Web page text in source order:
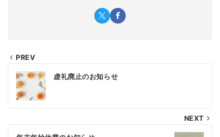
投
稿
ナ
ビ
PREV
虚礼廃止のお知らせ
NEXT